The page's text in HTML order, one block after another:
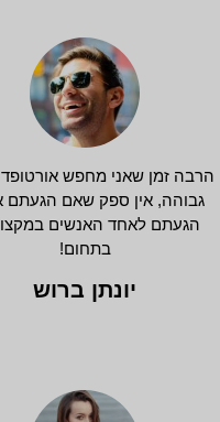
הרבה זמן שאני מחפש
גבוהה, אין ספק שאם הגעתם
הגעתם לאחד האנשים
בתחום!
יונתן ברוש